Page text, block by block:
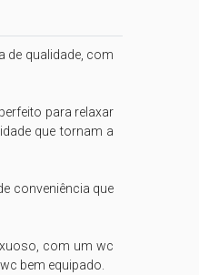
de qualidade, com
para relaxar
que tornam a
conveniência que
com um wc
bem equipado.